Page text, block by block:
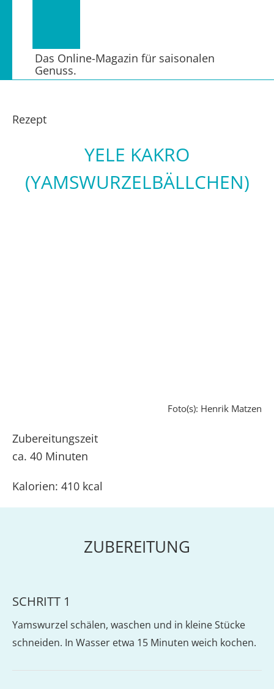
Das Online-Magazin für saisonalen
Genuss.
Rezept
YELE KAKRO
(YAMSWURZELBÄLLCHEN)
Foto(s): Henrik Matzen
Zubereitungszeit
ca. 40 Minuten
Kalorien: 410 kcal
ZUBEREITUNG
SCHRITT 1
Yamswurzel schälen, waschen und in kleine Stücke
schneiden. In Wasser etwa 15 Minuten weich kochen.